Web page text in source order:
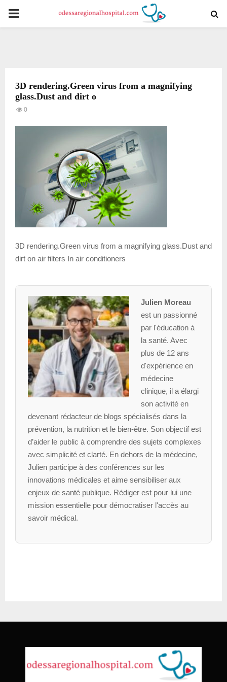
PRIMARY
3D rendering.Green virus from a magnifying
glass.Dust and dirt o
0
3D rendering.Green virus from a magnifying glass.Dust and
dirt on air filters In air conditioners
Julien Moreau
est un passionné
par l'éducation à
la santé. Avec
plus de 12 ans
d'expérience en
médecine
clinique, il a élargi
son activité en
devenant rédacteur de blogs spécialisés dans la
prévention, la nutrition et le bien-être. Son objectif est
d’aider le public à comprendre des sujets complexes
avec simplicité et clarté. En dehors de la médecine,
Julien participe à des conférences sur les
innovations médicales et aime sensibiliser aux
enjeux de santé publique. Rédiger est pour lui une
mission essentielle pour démocratiser l'accès au
savoir médical.